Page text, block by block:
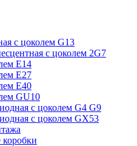
с цоколем G13
с цоколем 2G7
E14
E27
E40
GU10
с цоколем G4 G9
с цоколем GX53
коробки